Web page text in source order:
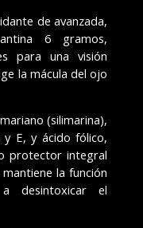
de avanzada,
6 gramos,
para una visión
la mácula del ojo
(silimarina),
y E, y ácido fólico,
protector integral
la función
desintoxicar el